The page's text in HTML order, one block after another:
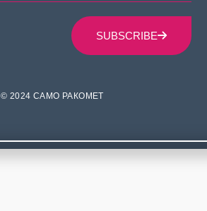
SUBSCRIBE
© 2024 САМО РАКОМЕТ